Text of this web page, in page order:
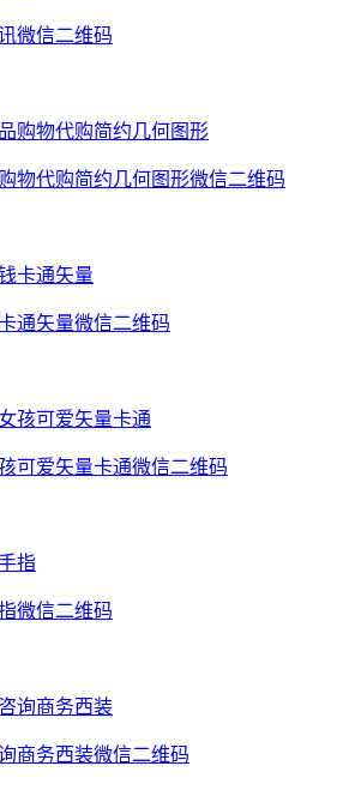
微信二维码
物代购简约几何图形微信二维码
通矢量微信二维码
可爱矢量卡通微信二维码
微信二维码
商务西装微信二维码